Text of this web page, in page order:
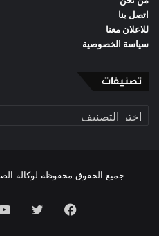
اتصل بنا
للاعلان معنا
سياسة الخصوصية
تصنيفات
تصنيفات
جميع الحقوق محفوظة لوكالة
فيسبوك تويتر